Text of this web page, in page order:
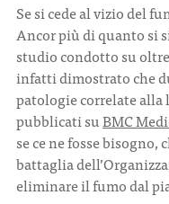
ITA ENG
Se si cede al vizio del
Ancor più di quanto si
studio condotto su
infatti dimostrato che
patologie correlate
pubblicati suBMC
se ce ne fosse bisogno,
battaglia
eliminare il fumo dal